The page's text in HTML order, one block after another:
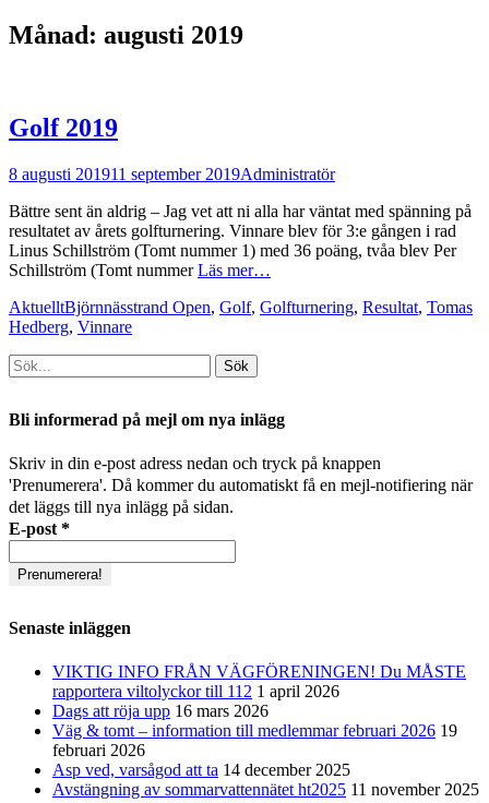
Månad: augusti 2019
Golf 2019
Postades
8 augusti 201911 september 2019Författare
Administratör
Bättre sent än aldrig – Jag vet att ni alla har väntat med spänning på
resultatet av årets golfturnering. Vinnare blev för 3:e gången i rad
Linus Schillström (Tomt nummer 1) med 36 poäng, tvåa blev Per
Schillström (Tomt nummerLäs mer…
Kategorier
AktuelltTaggar
Björnnässtrand Open, Golf, Golfturnering, Resultat, Tomas
Hedberg, Vinnare
Sök
efter:
Bli informerad på mejl om nya inlägg
Skriv in din e-post adress nedan och tryck på knappen
'Prenumerera'. Då kommer du automatiskt få en mejl-notifiering när
det läggs till nya inlägg på sidan.
E-post *
Senaste inläggen
VIKTIG INFO FRÅN VÄGFÖRENINGEN! Du MÅSTE
rapportera viltolyckor till 112 1 april 2026
Dags att röja upp 16 mars 2026
Väg & tomt – information till medlemmar februari 2026 19
februari 2026
Asp ved, varsågod att ta 14 december 2025
Avstängning av sommarvattennätet ht2025 11 november 2025